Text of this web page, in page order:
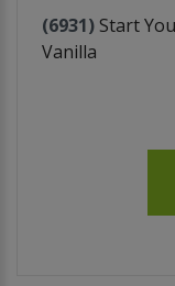
(6931) Start
Vanilla